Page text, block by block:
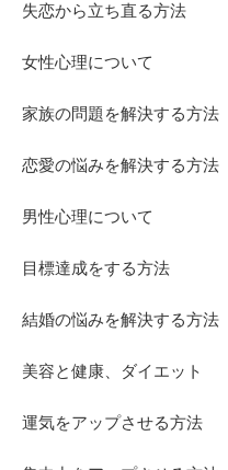
失恋から立ち直る方法
女性心理について
家族の問題を解決する方法
恋愛の悩みを解決する方法
男性心理について
目標達成をする方法
結婚の悩みを解決する方法
美容と健康、ダイエット
運気をアップさせる方法